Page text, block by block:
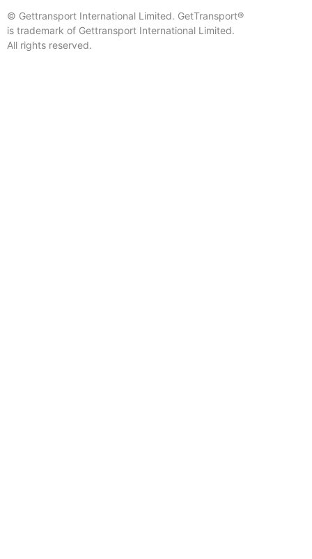
© Gettransport International Limited. GetTransport®
is trademark of Gettransport International Limited.
All rights reserved.